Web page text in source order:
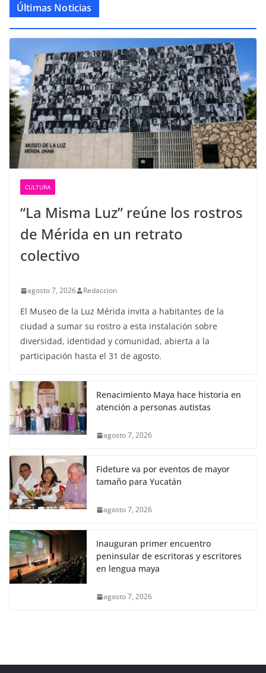
Últimas Noticias
CULTURA
“La Misma Luz” reúne los rostros
de Mérida en un retrato
colectivo
agosto 7, 2026 Redaccion
El Museo de la Luz Mérida invita a habitantes de la
ciudad a sumar su rostro a esta instalación sobre
diversidad, identidad y comunidad, abierta a la
participación hasta el 31 de agosto.
Renacimiento Maya hace historia en
atención a personas autistas
agosto 7, 2026
Fideture va por eventos de mayor
tamaño para Yucatán
agosto 7, 2026
Inauguran primer encuentro
peninsular de escritoras y escritores
en lengua maya
agosto 7, 2026